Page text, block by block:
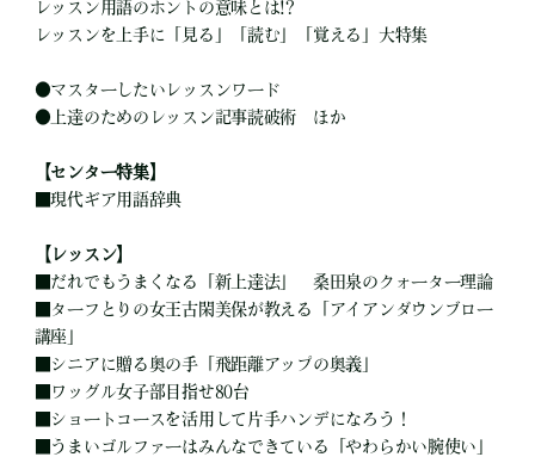
レッスン用語のホントの意味とは!?
レッスンを上手に「見る」「読む」「覚える」大特集
●マスターしたいレッスンワード
● 上達のためのレッスン記事読破術 ほか
【センター特集】
■現代ギア用語辞典
【レッスン】
だれでもうまくなる「新上達法」 桑田泉のクォーター理論
ターフとりの女王古閑美保が教える「アイアンダウンブロー
講座」
シニアに贈る奥の手「飛距離アップの奥義」
ワッグル女子部目指せ80台
ショートコースを活用して片手ハンデになろう！
うまいゴルファーはみんなできている「やわらかい腕使い」